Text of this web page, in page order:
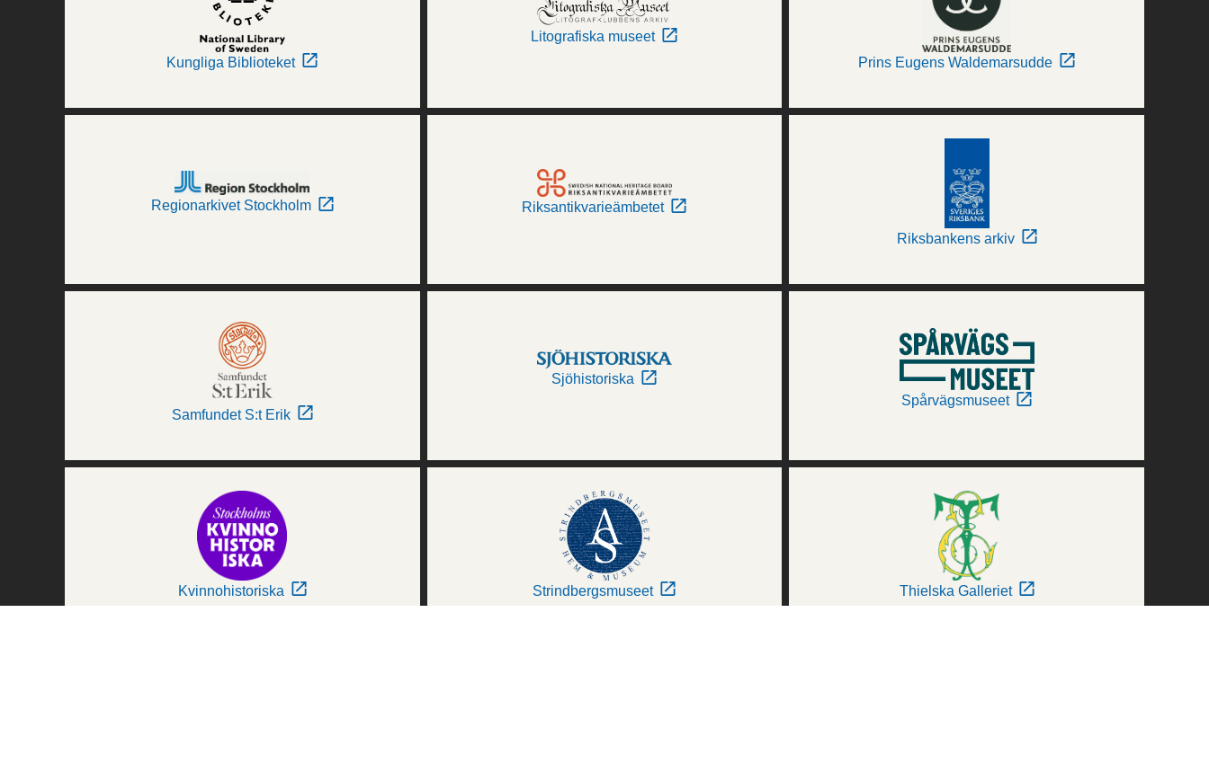
Kungliga Biblioteket
Litografiska museet
Prins Eugens Waldemarsudde
Regionarkivet Stockholm Riksantikvarieämbetet
Riksbankens arkiv
Samfundet S:t Erik
Sjöhistoriska
Spårvägsmuseet
Kvinnohistoriska Strindbergsmuseet Thielska Galleriet